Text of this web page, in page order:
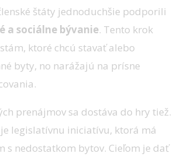
štáty jednoduchšie podporili
a sociálne bývanie. Tento krok
ktoré chcú stavať alebo
byty, no narážajú na prísne
prenájmov sa dostáva do hry tiež.
legislatívnu iniciatívu, ktorá má
s nedostatkom bytov. Cieľom je dať